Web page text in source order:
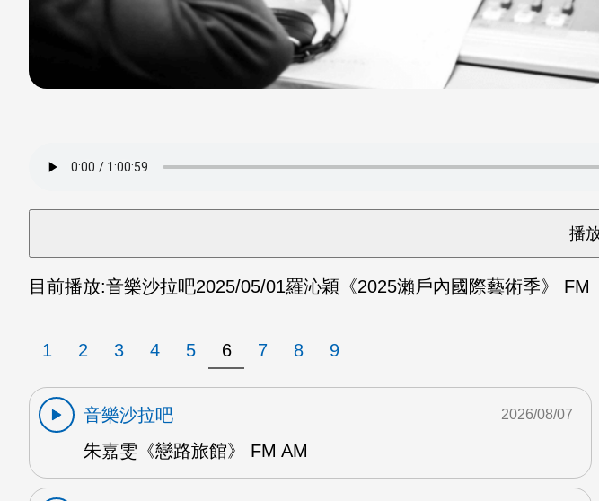
目前播放:音樂沙拉吧2025/05/01羅沁穎《2025瀨戶內國際藝術季》 FM
1 2 3 4 5 6 7 8 9
音樂沙拉吧
朱嘉雯《戀路旅館》 FM AM
2026/08/07